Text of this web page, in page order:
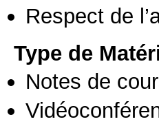
Respect de
Type de
Notes de